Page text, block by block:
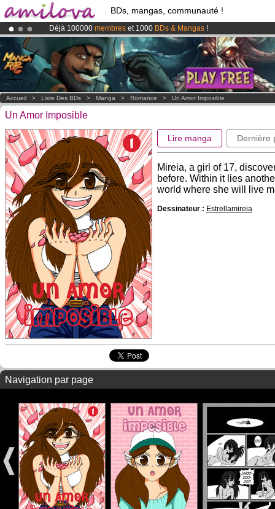
BDs, mangas, communauté !
Déjà 100000 membres et 1000 BDs & Mangas !
LeKickstarter Amilova est désormais lancé!.
Abonnement premium: à partir de
3.95 eurospar mois !Clique ici
Accueil > Liste Des BDs > Manga > Romance > Un Amor Imposible
Un Amor Imposible
Lire manga Dernière
Mireia, a girl of 17,
before. Within it lies
world where she will live
Dessinateur : Estrellamireia
Navigation par page